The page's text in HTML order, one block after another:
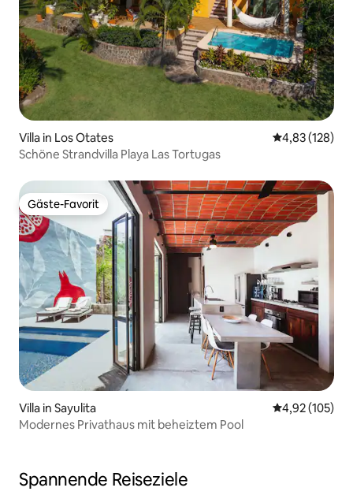
Villa in Los Otates
4,83 (128)
Schöne Strandvilla Playa Las Tortugas
Gäste-Favorit
Gäste-Favorit
Villa in Sayulita
4,92 (105)
Modernes Privathaus mit beheiztem Pool
Spannende Reiseziele